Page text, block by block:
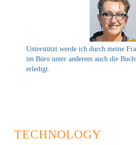
Unterstützt werde ich durch meine
im Büro unter anderem auch die
erledigt.
TECHNOLOGY